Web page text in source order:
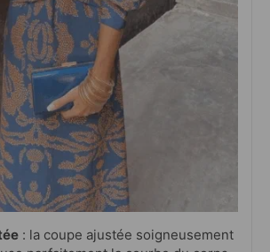
: la coupe ajustée soigneusement